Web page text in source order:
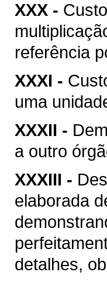
XXX -
referência
XXXI -
uma
XXXII -
a outro
XXXIII -
elaborada
detalhes,